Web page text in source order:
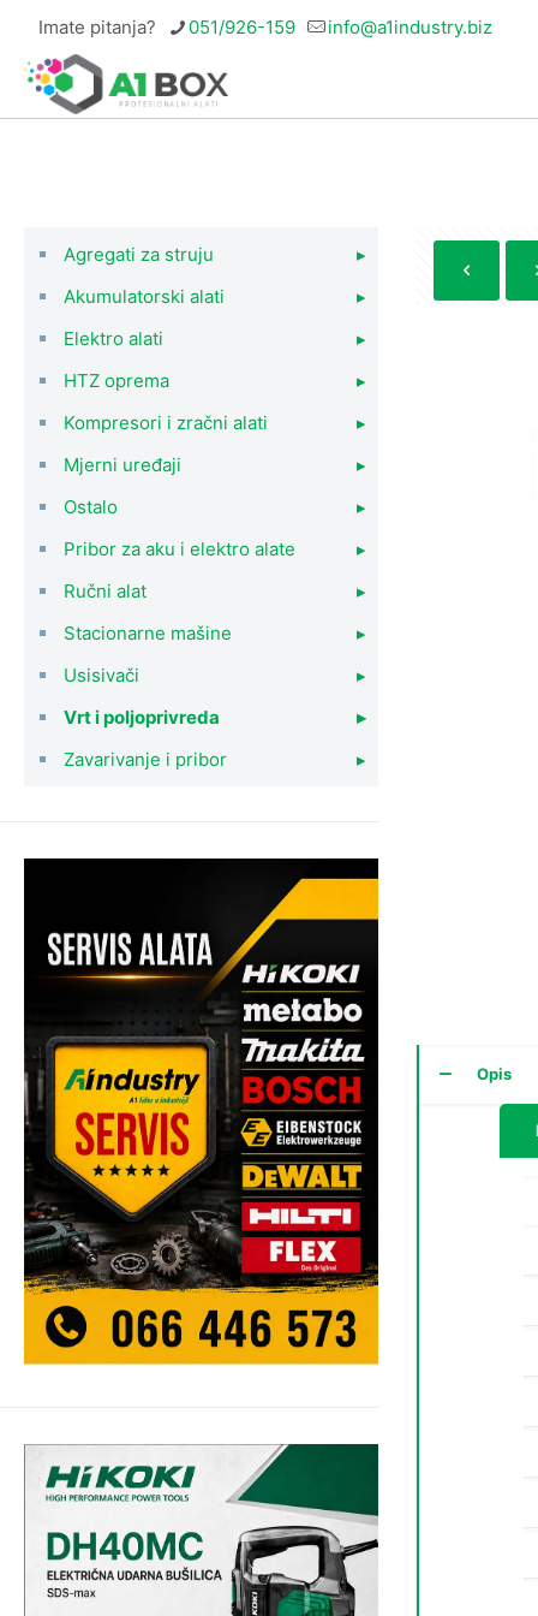
Imate pitanja? 051/926-159 info@a1industry.biz
Opis
Agregati za struju
▸
Akumulatorski alati
▸
Elektro alati
▸
HTZ oprema
▸
Kompresori i zračni alati
▸
Mjerni uređaji
▸
Ostalo
▸
Pribor za aku i elektro alate
▸
Ručni alat
▸
Stacionarne mašine
▸
Usisivači
▸
Vrt i poljoprivreda
▸
Zavarivanje i pribor
▸